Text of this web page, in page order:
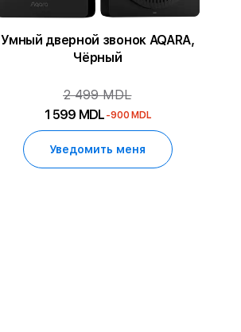
Умный дверной звонок AQARA,
Чёрный
2 499 MDL
1 599 MDL -900 MDL
Уведомить меня